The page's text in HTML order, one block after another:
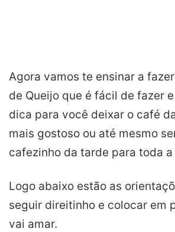
Agora vamos te ensinar a
de Queijo que é fácil de fazer
dica para você deixar o café
mais gostoso ou até mesmo
cafezinho da tarde para toda
Logo abaixo estão as
seguir direitinho e colocar em
vai amar.